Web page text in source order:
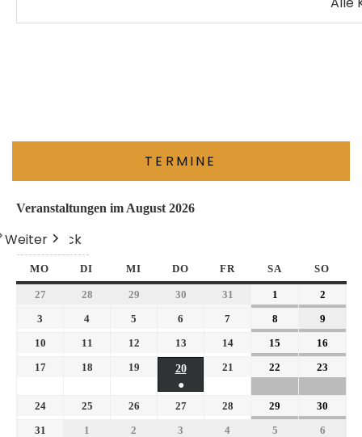
TERMINE
Veranstaltungen im August 2026
Zurück
Heute
Weiter
MO DI MI DO FR SA SO
27 28 29 30 31 1
2
3
4 5 6 7 8
9
10
11 12 13 14 15
16
17
18 19
20
●
21 22 23
24 25 26 27 28 29
30
31
1 2 3 4 5 6